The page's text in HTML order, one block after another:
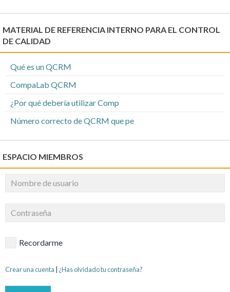
MATERIAL DE REFERENCIA INTERNO PARA EL CONTROL
DE CALIDAD
Qué es un QCRM
CompaLab QCRM
¿Por qué debería utilizar Comp
Número correcto de QCRM que pe
ESPACIO MIEMBROS
Recordarme
Crear una cuenta ¿Has olvidado tu contraseña?